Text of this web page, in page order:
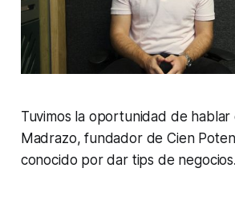
Tuvimos la oportunidad de hablar
Madrazo, fundador de Cien
conocido por dar tips de negocios.